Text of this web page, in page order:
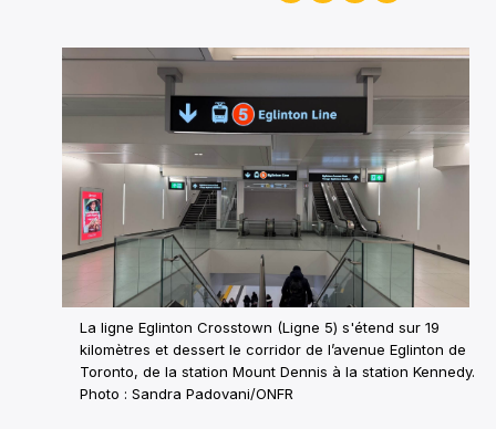
La ligne Eglinton Crosstown (Ligne 5) s'étend sur 19
kilomètres et dessert le corridor de l’avenue Eglinton de
Toronto, de la station Mount Dennis à la station Kennedy.
Photo : Sandra Padovani/ONFR